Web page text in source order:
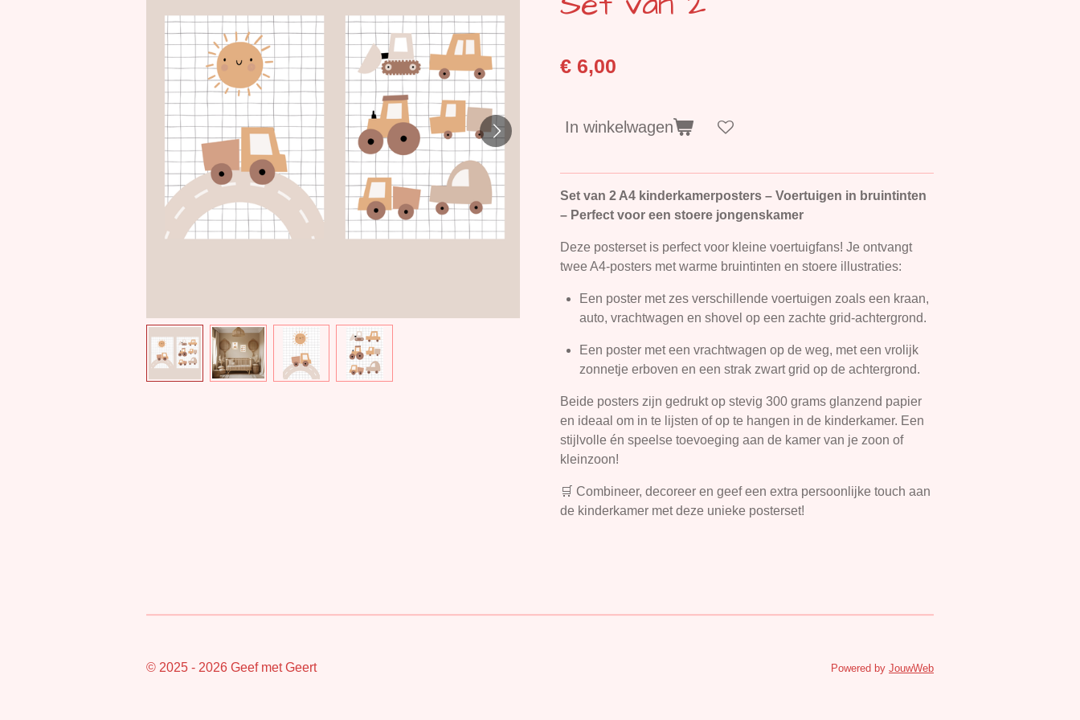
€ 6,00
In winkelwagen
Set van 2 A4 kinderkamerposters – Voertuigen in bruintinten
– Perfect voor een stoere jongenskamer
Deze posterset is perfect voor kleine voertuigfans! Je ontvangt
twee A4-posters met warme bruintinten en stoere illustraties:
Een poster met zes verschillende voertuigen zoals een kraan,
auto, vrachtwagen en shovel op een zachte grid-achtergrond.
Een poster met een vrachtwagen op de weg, met een vrolijk
zonnetje erboven en een strak zwart grid op de achtergrond.
Beide posters zijn gedrukt op stevig 300 grams glanzend papier
en ideaal om in te lijsten of op te hangen in de kinderkamer. Een
stijlvolle én speelse toevoeging aan de kamer van je zoon of
kleinzoon!
🛒 Combineer, decoreer en geef een extra persoonlijke touch aan
de kinderkamer met deze unieke posterset!
© 2025 - 2026 Geef met Geert Powered by JouwWeb